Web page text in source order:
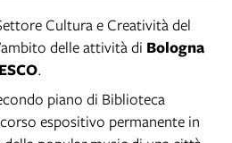
Cultura e Creatività del
delle attività di Bologna
.
piano di Biblioteca
espositivo permanente in